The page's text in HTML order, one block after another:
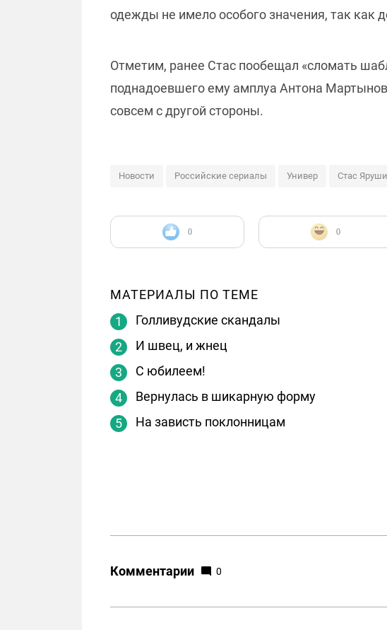
одежды не имело особого значения, так как
Отметим, ранее Стас пообещал «сломать
поднадоевшего ему амплуа Антона
совсем с другой стороны.
Новости Российские сериалы Универ Стас
0 0
МАТЕРИАЛЫ ПО ТЕМЕ
Голливудские скандалы
И швец, и жнец
С юбилеем!
Вернулась в шикарную форму
На зависть поклонницам
Комментарии 0